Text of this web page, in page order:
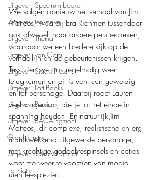
Uitgeverij Spectrum boeken
Uitgeverij ten Have
Uitgeverij Thema
Uitgeverij van Goor
Uitgeverij Sisters Press
Uitgeverij Loft Books
Uitgeverij Passie
Uitgeverij SAGA Egmont
Graphic novel
Uitgeverij We Will Shoot
non-fictie
We volgen opnieuw het verhaal van Jim
Matteos, waarbij Era Richmen tussendoor
ook afwisselt naar andere perspectieven,
waardoor we een bredere kijk op de
verhaallijn en de gebeurtenissen krijgen.
Tess zien we ook regelmatig weer
terugkomen en dit is echt een geweldig
en tof personage. Daarbij roept Lauren
veel vragen op, die je tot het einde in
spanning houden. En natuurlijk Jim
Matteos, dit complexe, realistische en erg
indrukwekkend uitgewerkte personage,
met krachtige gedachtespinsels en acties
weet me weer te voorzien van mooie
uren leesplezier.